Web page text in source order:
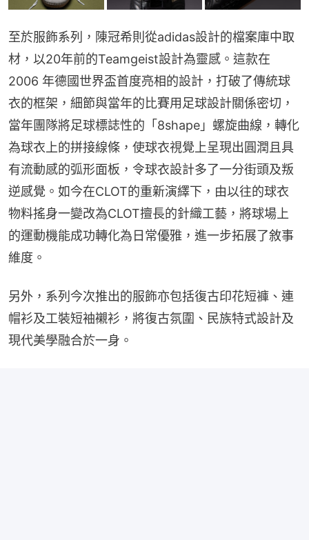
至於服飾系列，陳冠希則從adidas設計的檔案庫中取
材，以20年前的Teamgeist設計為靈感。這款在
2006 年德國世界盃首度亮相的設計，打破了傳統球
衣的框架，細節與當年的比賽用足球設計關係密切，
當年團隊將足球標誌性的「8shape」螺旋曲線，轉化
為球衣上的拼接線條，使球衣視覺上呈現出圓潤且具
有流動感的弧形面板，令球衣設計多了一分街頭及叛
逆感覺。如今在CLOT的重新演繹下，由以往的球衣
物料搖身一變改為CLOT擅長的針織工藝，將球場上
的運動機能成功轉化為日常優雅，進一步拓展了敘事
維度。
另外，系列今次推出的服飾亦包括復古印花短褲、連
帽衫及工裝短袖襯衫，將復古氛圍、民族特式設計及
現代美學融合於一身。